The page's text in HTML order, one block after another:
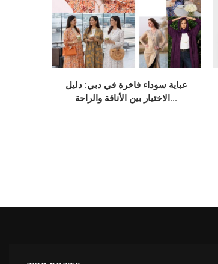
عباية سوداء فاخرة في دبي: دليل
الاختيار بين الأناقة والراحة...